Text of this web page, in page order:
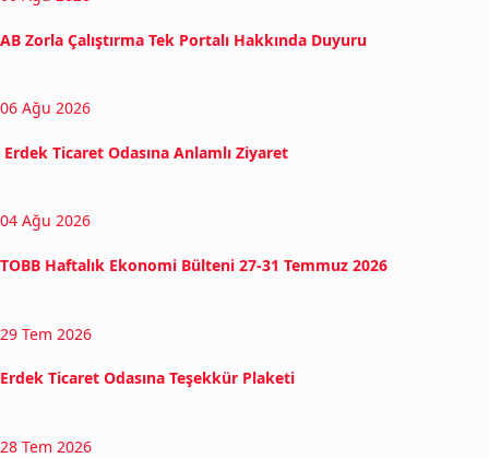
AB Zorla Çalıştırma Tek Portalı Hakkında Duyuru
06 Ağu 2026
Erdek Ticaret Odasına Anlamlı Ziyaret
04 Ağu 2026
TOBB Haftalık Ekonomi Bülteni 27-31 Temmuz 2026
29 Tem 2026
Erdek Ticaret Odasına Teşekkür Plaketi
28 Tem 2026